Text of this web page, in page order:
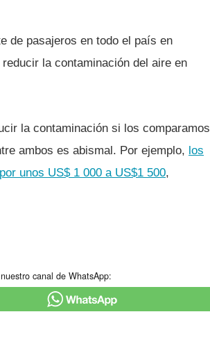
de pasajeros en todo el paí­s en
la contaminación del aire en
la contaminación si los comparamos
ambos es abismal. Por ejemplo, los
unos US$ 1 000 a US$1 500,
canal de WhatsApp: